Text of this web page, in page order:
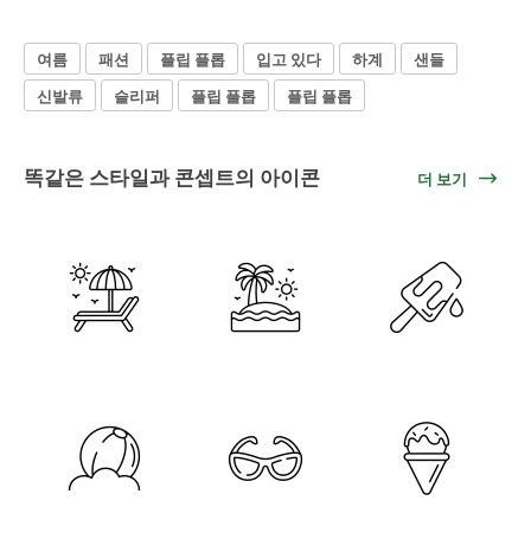
여름 패션 플립 플롭 입고 있다 하계
샌들
신발류
슬리퍼 플립 플롭 플립 플롭
똑같은 스타일과 콘셉트의 아이콘 더 보기